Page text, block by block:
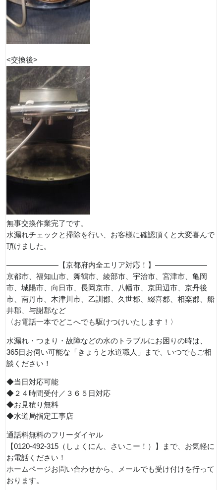
<交換後>
無事交換作業完了です。
水漏れチェックと掃除を行い、お客様に確認頂くと大変喜んで
頂けました。
———————【京都府内全エリア対応！】———————
京都市、福知山市、舞鶴市、綾部市、宇治市、宮津市、亀岡
市、城陽市、向日市、長岡京市、八幡市、京田辺市、京丹後
市、南丹市、木津川市、乙訓郡、久世郡、綴喜郡、相楽郡、船
井郡、与謝郡など
〈お電話一本でどこへでも駆けつけいたします！〉
水漏れ・つまり・故障などの水のトラブルにお困りの時は、
365日お伺い可能な「きょうと水道職人」まで、いつでもご相
談ください！
◆当日対応可能
◆２４時間受付／３６５日対応
◆お見積り無料
◆水道局指定工事店
通話料無料のフリーダイヤル
【0120-492-315（しょくにん、さいこー！）】まで、お気軽に
お電話ください！
ホームページお問い合わせから、メールでも受け付けを行って
おります。